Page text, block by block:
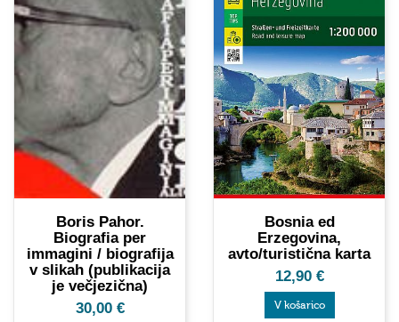
Boris Pahor.
Biografia per
immagini / biografija
v slikah (publikacija
je večjezična)
30,00 €
Bosnia ed
Erzegovina,
avto/turistična karta
12,90 €
V košarico